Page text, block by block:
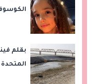
بقلم